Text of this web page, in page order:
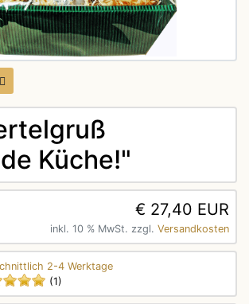
Küche!"
€ 27,40 EUR
inkl. 10 % MwSt. zzgl. Versandkosten
2-4 Werktage
(1)